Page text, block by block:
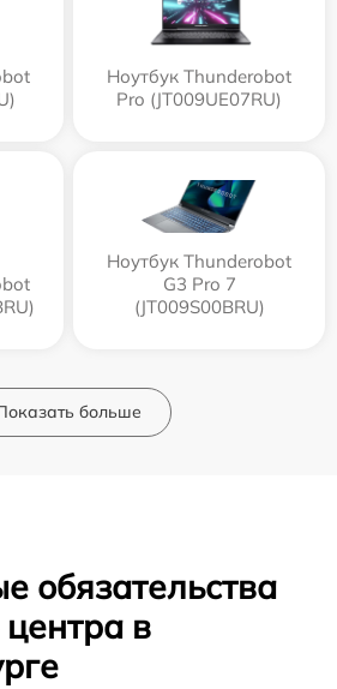
Ноутбук Thunderobot
Pro (JT009UE07RU)
Ноутбук Thunderobot
G3 Pro 7
(JT009S00BRU)
больше
обязательства
в